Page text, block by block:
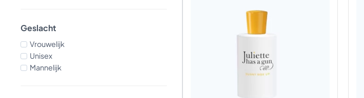
Geslacht
Vrouwelijk
Unisex
Mannelijk